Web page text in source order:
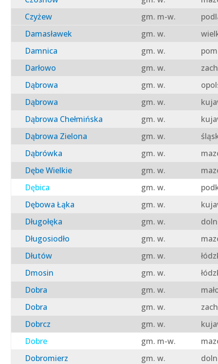
Czyżew
gm. m-w.
Damasławek
gm. w.
Damnica
gm. w.
Darłowo
gm. w.
Dąbrowa
gm. w.
Dąbrowa
gm. w.
Dąbrowa Chełmińska
gm. w.
Dąbrowa Zielona
gm. w.
Dąbrówka
gm. w.
Dębe Wielkie
gm. w.
Dębica
gm. w.
Dębowa Łąka
gm. w.
Długołęka
gm. w.
Długosiodło
gm. w.
Dłutów
gm. w.
Dmosin
gm. w.
Dobra
gm. w.
Dobra
gm. w.
Dobrcz
gm. w.
Dobre
gm. m-w.
Dobromierz
gm. w.